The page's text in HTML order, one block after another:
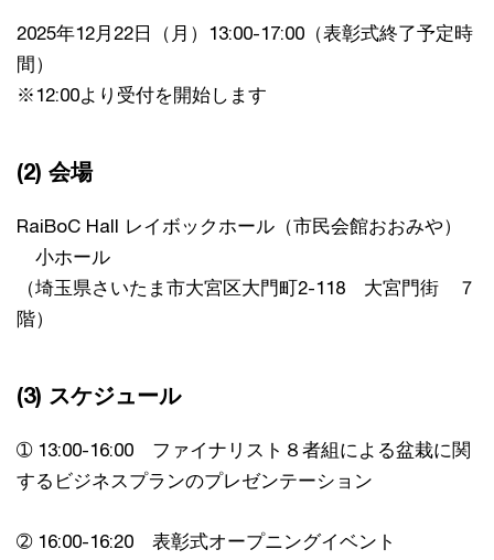
2025年12月22日（月）13:00-17:00（表彰式終了予定時
間）
※12:00より受付を開始します
(2) 会場
RaiBoC Hall レイボックホール（市民会館おおみや）
小ホール
（埼玉県さいたま市大宮区大門町2-118 大宮門街 ７
階）
(3) スケジュール
➀ 13:00-16:00 ファイナリスト８者組による盆栽に関
するビジネスプランのプレゼンテーション
➁ 16:00-16:20 表彰式オープニングイベント